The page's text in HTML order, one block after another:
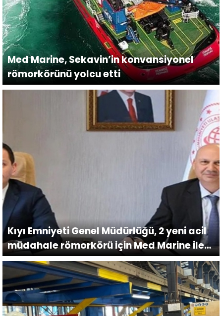
Med Marine, Sekavin’in konvansiyonel
römorkörünü yolcu etti
Kıyı Emniyeti Genel Müdürlüğü, 2 yeni acil
müdahale römorkörü için Med Marine ile
sözleşme imzaladı.